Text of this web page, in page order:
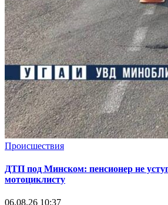
Происшествия
ДТП под Минском: пенсионер не
мотоциклисту
06.08.26 10:37